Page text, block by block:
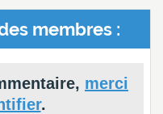
membres :
merci
.